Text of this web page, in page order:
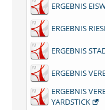
ERGEBNIS
ERGEBNIS
ERGEBNIS
ERGEBNIS
ERGEBNIS
YARDSTICK